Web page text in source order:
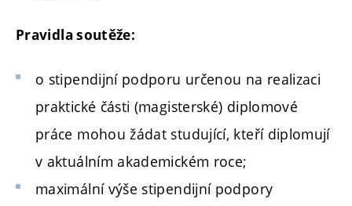
Pravidla soutěže:
o stipendijní podporu určenou na realizaci
praktické části (magisterské) diplomové
práce mohou žádat studující, kteří diplomují
v aktuálním akademickém roce;
maximální výše stipendijní podpory